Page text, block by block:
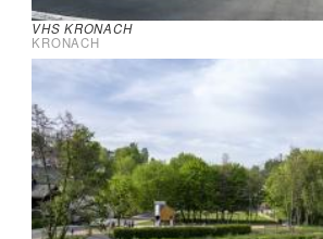
VHS KRONACH
KRONACH